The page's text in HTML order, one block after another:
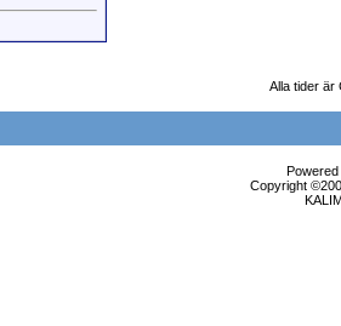
Alla tider är
Copyright